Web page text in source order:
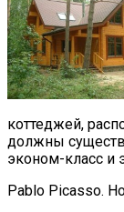
коттеджей,
должны
эконом-класс и
Pablo Picasso.